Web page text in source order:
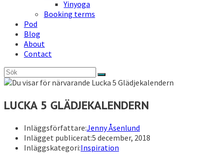
Yinyoga
Booking terms
Pod
Blog
About
Contact
LUCKA 5 GLÄDJEKALENDERN
Inläggsförfattare:Jenny Åsenlund
Inlägget publicerat:5 december, 2018
Inläggskategori:Inspiration